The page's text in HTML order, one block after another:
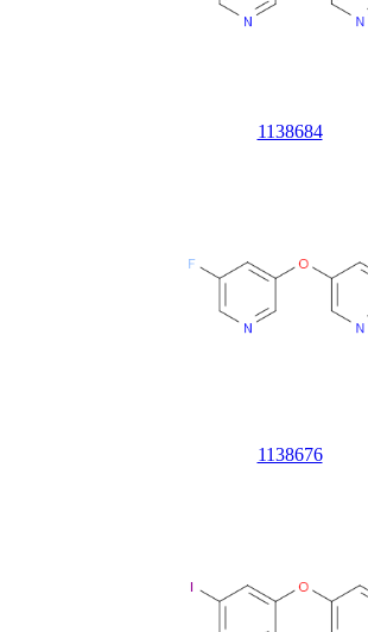
1138684
1138676